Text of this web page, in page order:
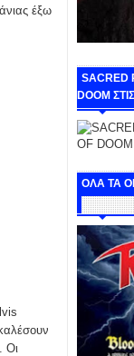
έξω
Οι
SACRED
DOOM
ΟΛΑ ΤΑ